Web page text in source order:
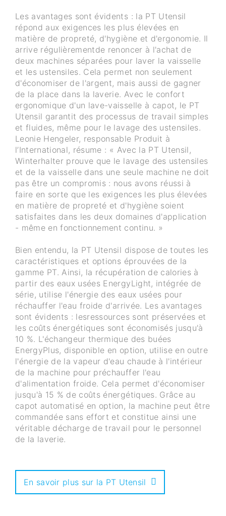
Les avantages sont évidents : la PT Utensil
répond aux exigences les plus élevées en
matière de propreté, d'hygiène et d'ergonomie. Il
arrive régulièrementde renoncer à l'achat de
deux machines séparées pour laver la vaisselle
et les ustensiles. Cela permet non seulement
d'économiser de l'argent, mais aussi de gagner
de la place dans la laverie. Avec le confort
ergonomique d'un lave-vaisselle à capot, le PT
Utensil garantit des processus de travail simples
et fluides, même pour le lavage des ustensiles.
Leonie Hengeler, responsable Produit à
l’International, résume : « Avec la PT Utensil,
Winterhalter prouve que le lavage des ustensiles
et de la vaisselle dans une seule machine ne doit
pas être un compromis : nous avons réussi à
faire en sorte que les exigences les plus élevées
en matière de propreté et d'hygiène soient
satisfaites dans les deux domaines d'application
- même en fonctionnement continu. »
Bien entendu, la PT Utensil dispose de toutes les
caractéristiques et options éprouvées de la
gamme PT. Ainsi, la récupération de calories à
partir des eaux usées EnergyLight, intégrée de
série, utilise l'énergie des eaux usées pour
réchauffer l'eau froide d'arrivée. Les avantages
sont évidents : lesressources sont préservées et
les coûts énergétiques sont économisés jusqu'à
10 %. L'échangeur thermique des buées
EnergyPlus, disponible en option, utilise en outre
l'énergie de la vapeur d'eau chaude à l'intérieur
de la machine pour préchauffer l'eau
d'alimentation froide. Cela permet d'économiser
jusqu'à 15 % de coûts énergétiques. Grâce au
capot automatisé en option, la machine peut être
commandée sans effort et constitue ainsi une
véritable décharge de travail pour le personnel
de la laverie.
En savoir plus sur la PT Utensil